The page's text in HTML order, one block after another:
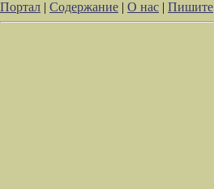
Портал | Содержание | О нас | Пишите